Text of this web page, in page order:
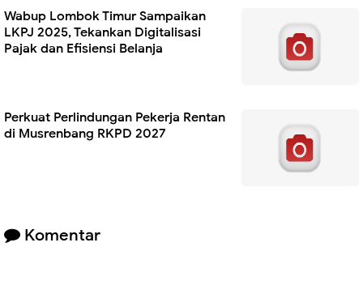
Wabup Lombok Timur Sampaikan
LKPJ 2025, Tekankan Digitalisasi
Pajak dan Efisiensi Belanja
Perkuat Perlindungan Pekerja Rentan
di Musrenbang RKPD 2027 ‎
Komentar